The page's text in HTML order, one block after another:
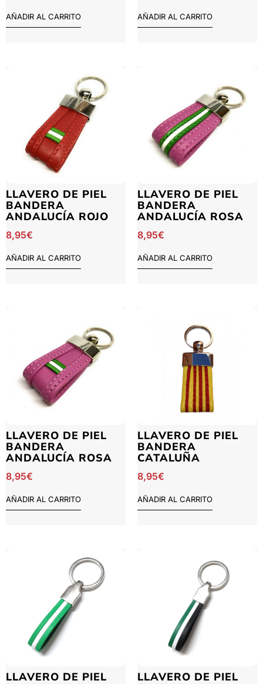
AÑADIR AL CARRITO AÑADIR AL CARRITO
LLAVERO DE PIEL
BANDERA
ANDALUCÍA ROJO
8,95€
AÑADIR AL CARRITO
LLAVERO DE PIEL
BANDERA
ANDALUCÍA ROSA
8,95€
AÑADIR AL CARRITO
LLAVERO DE PIEL
BANDERA
ANDALUCÍA ROSA
8,95€
AÑADIR AL CARRITO
LLAVERO DE PIEL
BANDERA
CATALUÑA
8,95€
AÑADIR AL CARRITO
LLAVERO DE PIEL LLAVERO DE PIEL